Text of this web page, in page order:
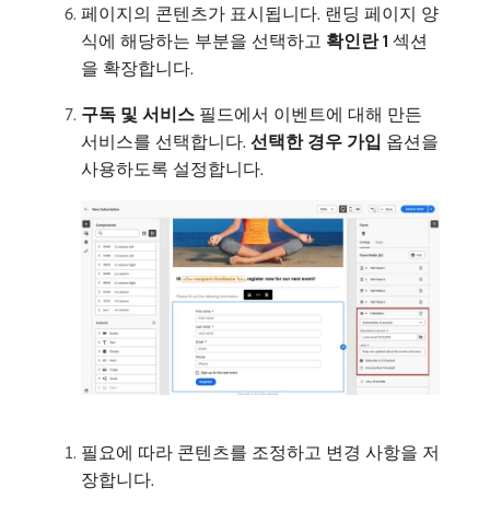
페이지의 콘텐츠가 표시됩니다. 랜딩 페이지 양
식에 해당하는 부분을 선택하고 확인란 1 섹션
을 확장합니다.
구독 및 서비스 필드에서 이벤트에 대해 만든
서비스를 선택합니다. 선택한 경우 가입 옵션을
사용하도록 설정합니다.
필요에 따라 콘텐츠를 조정하고 변경 사항을 저
장합니다.